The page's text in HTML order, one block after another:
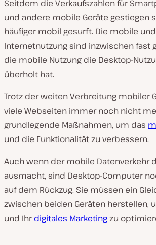
Seitdem die Verkaufszahlen für
und andere mobile Geräte gestiegen
häufiger mobil gesurft. Die mobile
Internetnutzung sind inzwischen fast
die mobile Nutzung die Desktop-
überholt hat.
Trotz der weiten Verbreitung mobiler
viele Webseiten immer noch nicht
grundlegende Maßnahmen, um das
und die Funktionalität zu verbessern.
Auch wenn der mobile Datenverkehr
ausmacht, sind Desktop-Computer
auf dem Rückzug. Sie müssen ein
zwischen beiden Geräten herstellen,
und Ihrdigitales Marketingzu